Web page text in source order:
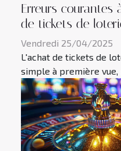
Erreurs
de tickets de
Vendredi 25/04/2025
L'achat de tickets de
simple à première vue,